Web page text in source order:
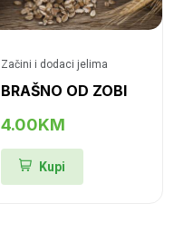
Začini i dodaci jelima
BRAŠNO OD ZOBI
4.00KM
Kupi